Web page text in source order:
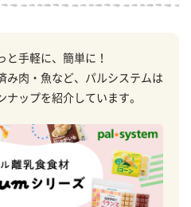
と手軽に、簡単に！
み肉・魚など、パルシステムは
ナップを紹介しています。